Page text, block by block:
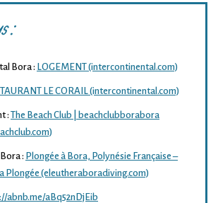
:
Bora : LOGEMENT (intercontinental.com)
LE CORAIL (intercontinental.com)
: The Beach Club | beachclubborabora
: Plongée à Bora, Polynésie Française –
Plongée (eleutheraboradiving.com)
abnb.me/aBq52nDjEib